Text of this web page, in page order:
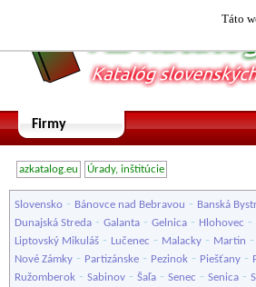
Táto
Firmy
azkatalog.eu Úrady, inštitúcie
Slovensko - Bánovce nad Bebravou - Banská
Dunajská Streda - Galanta - Gelnica - Hlohovec -
Liptovský Mikuláš - Lučenec - Malacky - Martin -
Nové Zámky - Partizánske - Pezinok - Piešťany -
Ružomberok - Sabinov - Šaľa - Senec - Senica -